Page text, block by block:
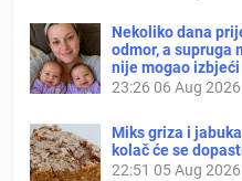
Nekoliko dana
odmor, a supruga
nije mogao izbjeći
23:26 06 Aug 2026
Miks griza i
kolač će se
22:51 05 Aug 2026